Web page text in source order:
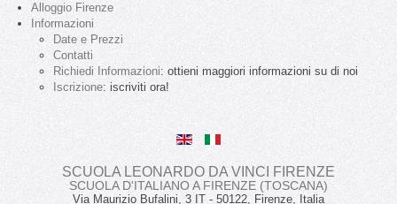
Alloggio Firenze
Informazioni
Date e Prezzi
Contatti
Richiedi Informazioni: ottieni maggiori informazioni su di noi
Iscrizione: iscriviti ora!
SCUOLA LEONARDO DA VINCI FIRENZE
SCUOLA D'ITALIANO A FIRENZE (TOSCANA)
Via Maurizio Bufalini, 3 IT - 50122, Firenze, Italia